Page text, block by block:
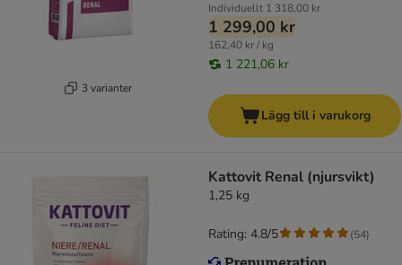
3 varianter
Individuellt 1 318,00 kr
1 299,00 kr
162,40 kr / kg
1 221,06 kr
Lägg till i varukorg
Kattovit Renal (njursvikt)
1,25 kg
Rating: 4.8/5 (54)